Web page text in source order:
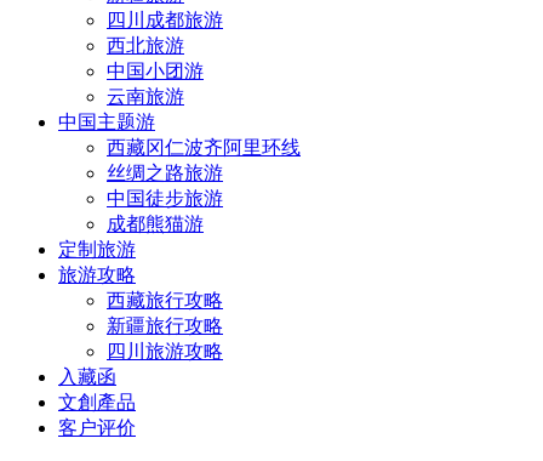
四川成都旅游
西北旅游
中国小团游
云南旅游
中国主题游
西藏冈仁波齐阿里环线
丝绸之路旅游
中国徒步旅游
成都熊猫游
定制旅游
旅游攻略
西藏旅行攻略
新疆旅行攻略
四川旅游攻略
入藏函
文創產品
客户评价